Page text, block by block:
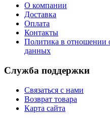
О компании
Доставка
Оплата
Контакты
Политика в отношении
данных
Служба поддержки
Связаться с нами
Возврат товара
Карта сайта